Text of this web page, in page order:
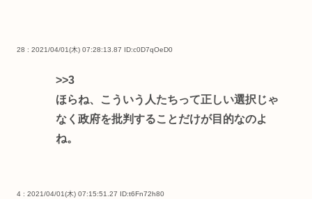
28 : 2021/04/01(木) 07:28:13.87 ID:c0D7qOeD0
>>3
ほらね、こういう人たちって正しい選択じゃ
なく政府を批判することだけが目的なのよ
ね。
4 : 2021/04/01(木) 07:15:51.27 ID:t6Fn72h80